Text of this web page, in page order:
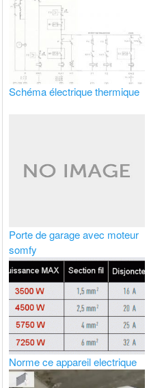
Schéma électrique thermique
Porte de garage avec moteur
somfy
Norme ce appareil electrique